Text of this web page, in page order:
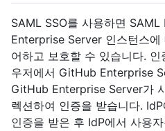
SAML SSO를 사용하면
Enterprise Server 인스턴스에
어하고 보호할 수 있습니다.
우저에서 GitHub Enterprise
GitHub Enterprise Server가
렉션하여 인증을 받습니다.
인증을 받은 후 IdP에서 사용